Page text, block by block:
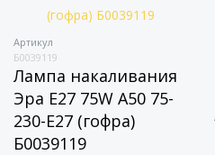
Артикул
Б0039119
Лампа накаливания
Эра E27 75W A50 75-
230-E27 (гофра)
Б0039119